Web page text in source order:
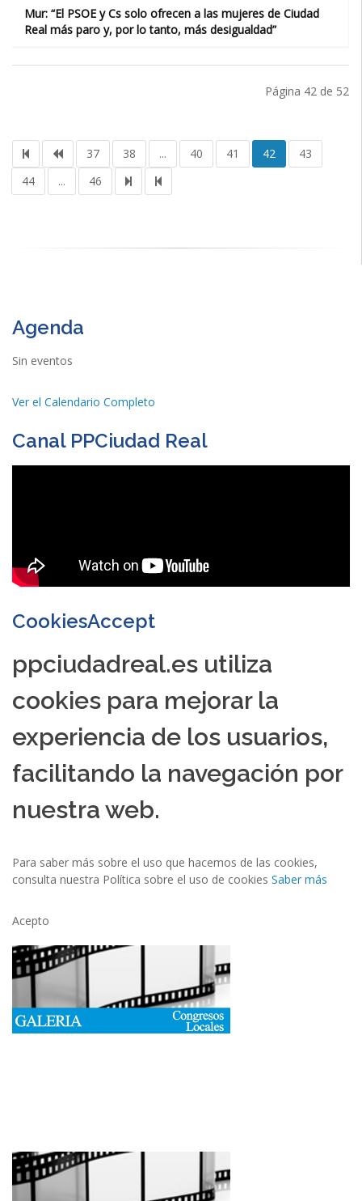
Mur: “El PSOE y Cs solo ofrecen a las mujeres de Ciudad
Real más paro y, por lo tanto, más desigualdad”
Página 42 de 52
37 38 ... 40 41 42
43
44
... 46
Agenda
Sin eventos
Ver el Calendario Completo
Canal PPCiudad Real
CookiesAccept
ppciudadreal.es utiliza
cookies para mejorar la
experiencia de los usuarios,
facilitando la navegación por
nuestra web.
Para saber más sobre el uso que hacemos de las cookies,
consulta nuestra Política sobre el uso de cookies Saber más
Acepto